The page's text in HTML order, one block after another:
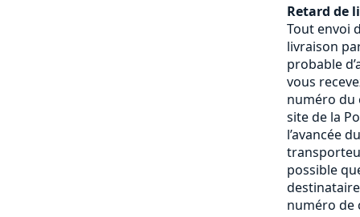
Retard de
Tout envoi
livraison
probable
vous
numéro du
site de la
l’avancée
possible
numéro de